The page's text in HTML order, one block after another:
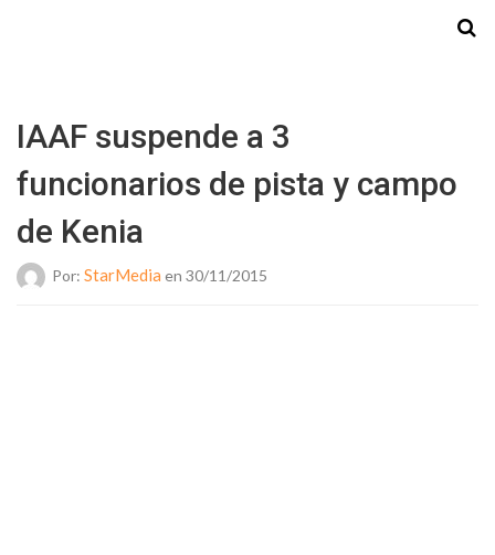
IAAF suspende a 3
funcionarios de pista y campo
de Kenia
Por: StarMedia en 30/11/2015